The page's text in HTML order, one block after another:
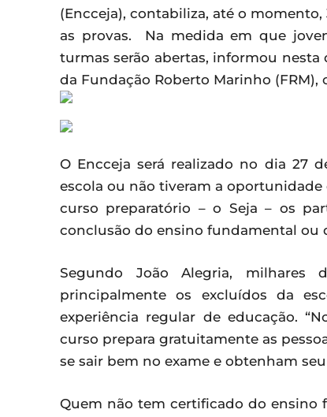
(Encceja), contabiliza, até o
as provas. Na medida em que
turmas serão abertas, informou nesta
da Fundação Roberto Marinho (FRM),
O Encceja será realizado no dia 27
escola ou não tiveram a
curso preparatório – o Seja – os
conclusão do ensino fundamental ou
Segundo João Alegria,
principalmente os excluídos da
experiência regular de educação.
curso prepara gratuitamente as
se sair bem no exame e obtenham
Quem não tem certificado do ensino